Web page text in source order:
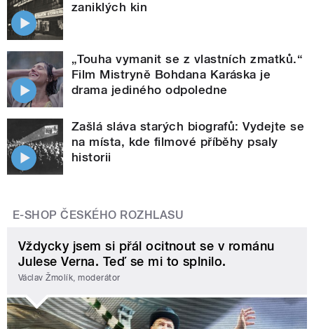
zaniklých kin
„Touha vymanit se z vlastních zmatků.“
Film Mistryně Bohdana Karáska je
drama jediného odpoledne
Zašlá sláva starých biografů: Vydejte se
na místa, kde filmové příběhy psaly
historii
E-SHOP ČESKÉHO ROZHLASU
Vždycky jsem si přál ocitnout se v románu
Julese Verna. Teď se mi to splnilo.
Václav Žmolík, moderátor